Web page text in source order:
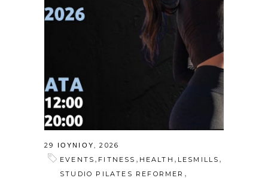
29 ΙΟΥΝΊΟΥ, 2026
EVENTS , FITNESS , HEALTH , LESMILLS ,
STUDIO PILATES REFORMER ,